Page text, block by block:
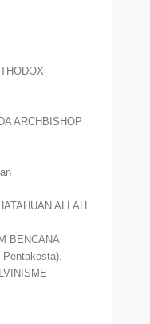
ARCHBISHOP
ALLAH.
BENCANA
Pentakosta).